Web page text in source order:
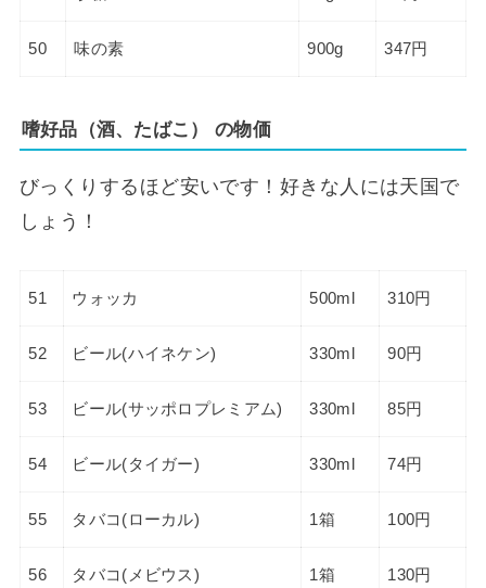
50 味の素 900g 347円
嗜好品（酒、たばこ） の物価
びっくりするほど安いです！好きな人には天国で
しょう！
51 ウォッカ 500ml 310円
52 ビール(ハイネケン) 330ml 90円
53 ビール(サッポロプレミアム) 330ml 85円
54 ビール(タイガー) 330ml 74円
55 タバコ(ローカル) 1箱 100円
56 タバコ(メビウス) 1箱 130円